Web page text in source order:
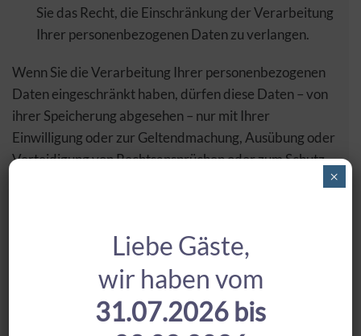
Sie das Recht, die Einschränkung der Verarbeitung
Ihrer personenbezogenen Daten zu verlangen.
Wenn Sie die Verarbeitung Ihrer personenbezogenen
Daten eingeschränkt haben, dürfen diese Daten – von
ihrer Speicherung abgesehen – nur mit Ihrer
Einwilligung oder zur Geltendmachung, Ausübung oder
Verteidigung von Rechtsansprüchen oder zum Schutz
der Rechte einer anderen natürlichen oder juristischen
Mitgliedstaats verarbeitet werden.
Widerspruch gegen Werbe-E-
Liebe Gäste,
wir haben vom
31.07.2026 bis
×